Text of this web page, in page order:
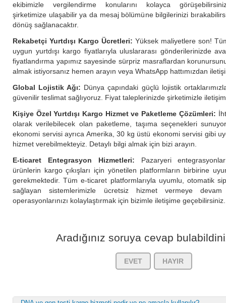
ekibimizle vergilendirme konularını kolayca
şirketimize ulaşabilir ya da mesaj bölümüne bilgilerinizi
dönüş sağlanacaktır.
Rekabetçi Yurtdışı Kargo Ücretleri: Yüksek maliyetlere son!
uygun yurtdışı kargo fiyatlarıyla uluslararası gönderilerinizde
fiyatlandırma yapımız sayesinde sürpriz masraflardan
almak istiyorsanız hemen arayın veya WhatsApp hattımızdan
Global Lojistik Ağı: Dünya çapındaki güçlü lojistik
güvenilir teslimat sağlıyoruz. Fiyat taleplerinizde şirketimizle
Kişiye Özel Yurtdışı Kargo Hizmet ve Paketleme Çözümleri:
olarak verilebilecek olan paketleme, taşıma seçenekleri
ekonomi servisi ayrıca Amerika, 30 kg üstü ekonomi servisi gibi
hizmet verebilmekteyiz. Detaylı bilgi almak için bizi arayın.
E-ticaret Entegrasyon Hizmetleri: Pazaryeri
ürünlerin kargo çıkışları için yönetilen platformların birbirine
gerekmektedir. Tüm e-ticaret platformlarıyla uyumlu, otomatik
sağlayan sistemlerimizle ücretsiz hizmet vermeye
operasyonlarınızı kolaylaştırmak için bizimle iletişime geçebilirsiniz.
Aradığınız soruya cevap
EVET HAYIR